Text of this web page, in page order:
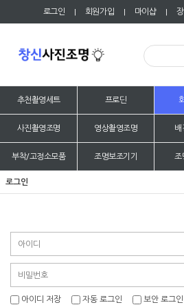
로그인 | 회원가입 | 마이샵 |
추천촬영세트 프로딘
사진촬영조명 영상촬영조명 배
부착/고정소모품 조명보조기기 조
로그인
아이디 저장 자동 로그인 보안 로그인